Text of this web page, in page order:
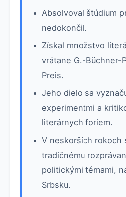
Absolvoval štúdium
nedokončil.
Získal množstvo
vrátane G.-Büchner-
Preis.
Jeho dielo sa
experimentmi a
literárnych foriem.
V neskorších rokoch
tradičnému
politickými témami,
Srbsku.